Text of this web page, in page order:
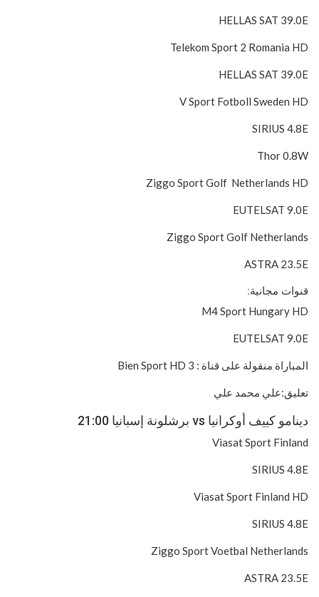
HELLAS SAT 39.0E
Telekom Sport 2 Romania HD
HELLAS SAT 39.0E
V Sport Fotboll Sweden HD
SIRIUS 4.8E
Thor 0.8W
Ziggo Sport Golf Netherlands HD
EUTELSAT 9.0E
Ziggo Sport Golf Netherlands
ASTRA 23.5E
قنوات مجانية:
M4 Sport Hungary HD
EUTELSAT 9.0E
المباراة منقولة على قناة : 3 Bien Sport HD
تعليق:علي محمد علي
دينامو كييف أوكرانيا vs برشلونة إسبانيا 21:00
Viasat Sport Finland
SIRIUS 4.8E
Viasat Sport Finland HD
SIRIUS 4.8E
Ziggo Sport Voetbal Netherlands
ASTRA 23.5E